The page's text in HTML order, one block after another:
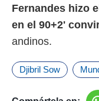
Fernandes hizo
en el 90+2'
andinos.
Djibril Sow